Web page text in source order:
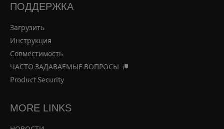
ПОДДЕРЖКА
Загрузить
Инструкция
Совместимость
ЧАСТО ЗАДАВАЕМЫЕ ВОПРОСЫ
Product Security
MORE LINKS